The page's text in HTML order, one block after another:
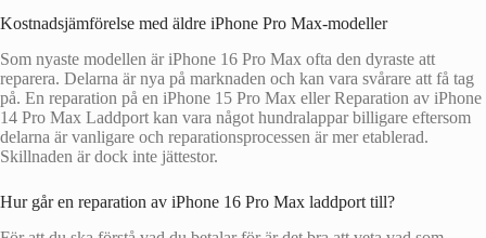
Kostnadsjämförelse med äldre iPhone Pro Max-modeller
Som nyaste modellen är iPhone 16 Pro Max ofta den dyraste att
reparera. Delarna är nya på marknaden och kan vara svårare att få tag
på. En reparation på en iPhone 15 Pro Max eller Reparation av iPhone
14 Pro Max Laddport kan vara något hundralappar billigare eftersom
delarna är vanligare och reparationsprocessen är mer etablerad.
Skillnaden är dock inte jättestor.
Hur går en reparation av iPhone 16 Pro Max laddport till?